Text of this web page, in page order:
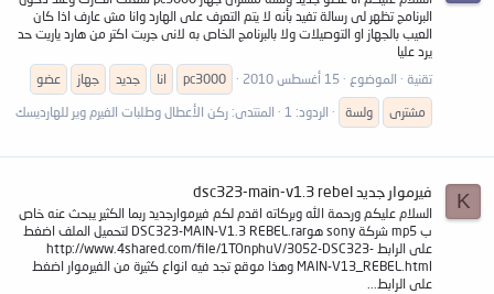
البرنامج تظهر لى رسالة تفيد بأنه لا يتم التعرف على الهارد وانا مش عارف اذا كان
العيب بالجهاز او التوصيلات ولا بالبرنامج الخاص به لانى جربت اكتر من هارد ياريت حد
يرد عليا
تقنية
الموضوع 15 أغسطس 2010 pc3000 انا جديد جهاز
عضو
مشترى
ولسة الردود: 1 المنتدى: ركن الأعطال وطلبات الفيرم وير للهارديسك
K فيرموار جديد dsc323-main-v1.3 rebel
السلام عليكم ورحمة الله وبركاته اقدم لكم فيرموارجديد ربما الكثير يبحث عنه خاص
ب mp5 شركة sony هوDSC323-MAIN-V1.3 REBEL.rar لتحميل الملف اضغط
على الرابط http://www.4shared.com/file/1TOnphuV/3052-DSC323-
MAIN-V13_REBEL.html وهذا موقع تجد فيه انواع كثيرة من الفيرموار اضغط
على الرابط...